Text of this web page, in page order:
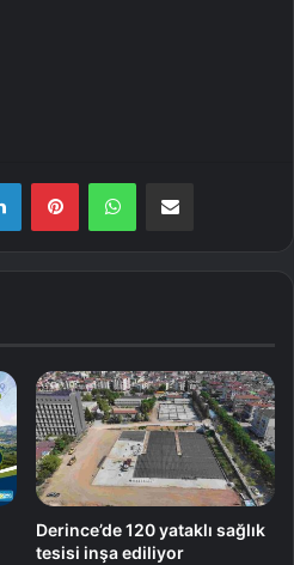
Derince’de 120 yataklı sağlık
tesisi inşa ediliyor